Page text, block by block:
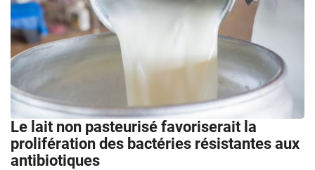
Le lait non pasteurisé favoriserait la
prolifération des bactéries résistantes aux
antibiotiques